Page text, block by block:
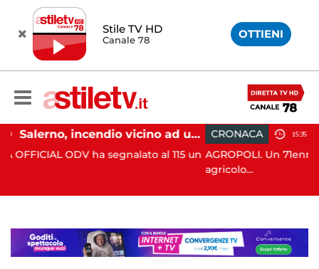
Stile TV HD
Canale 78 OTTIENI
Salerno, incendio vicino ad un traliccio: tempestivi i soccorsi
al 115 un
CRONACA 15:35
AGROPOLI. Un 71enne ha perso la vita in